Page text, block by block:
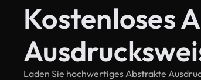
Kostenloses
Laden Sie hochwertiges Abstrakte